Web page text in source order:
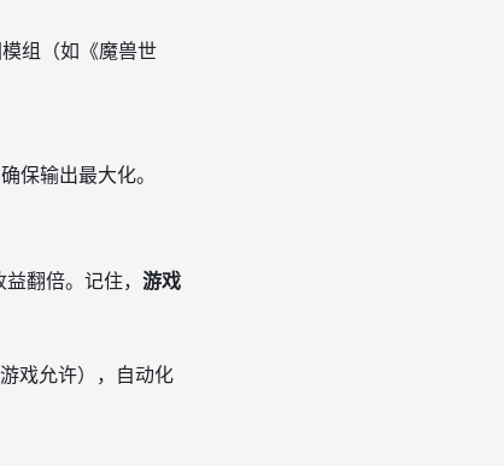
组（如《魔兽世
保输出最大化。
翻倍。记住， 游戏
戏允许），自动化